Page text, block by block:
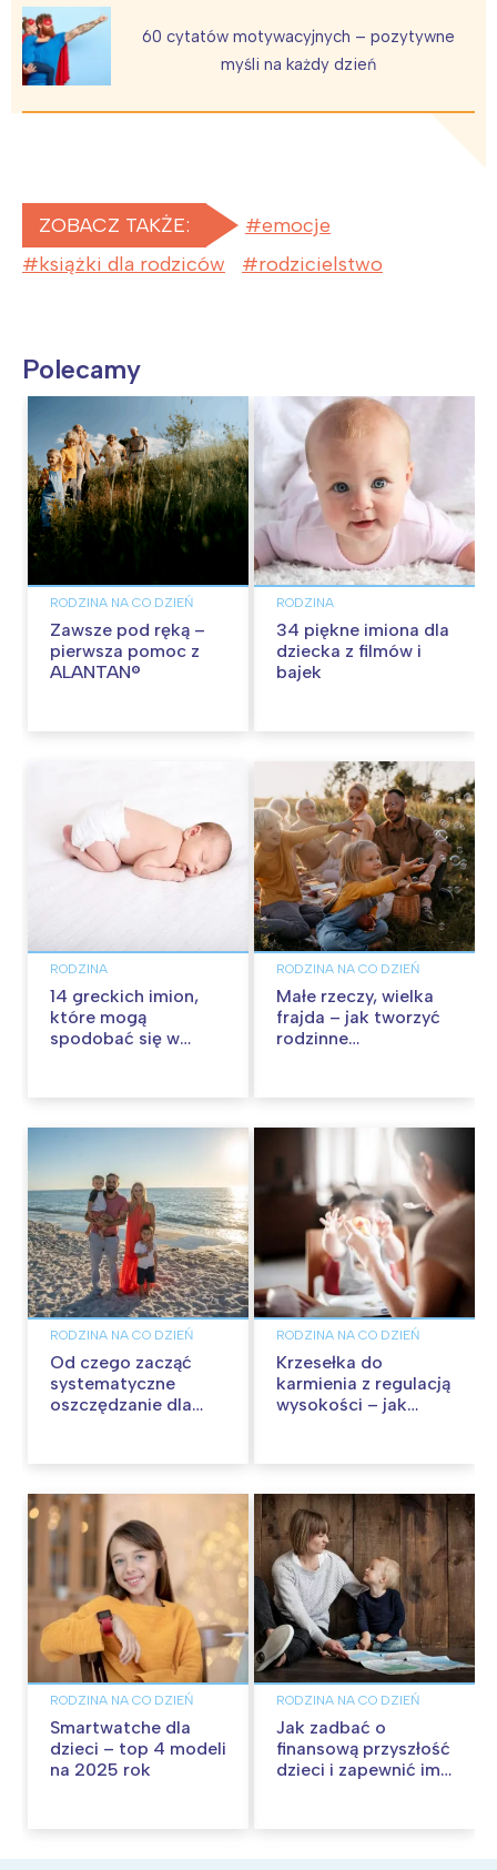
60 cytatów motywacyjnych – pozytywne
myśli na każdy dzień
ZOBACZ TAKŻE:
emocje
książki dla rodziców
rodzicielstwo
Polecamy
RODZINA NA CO DZIEŃ
Zawsze pod ręką –
pierwsza pomoc z
ALANTAN®
RODZINA
34 piękne imiona dla
dziecka z filmów i
bajek
RODZINA
14 greckich imion,
które mogą
spodobać się w
RODZINA NA CO DZIEŃ
Małe rzeczy, wielka
frajda – jak tworzyć
rodzinne
RODZINA NA CO DZIEŃ
Od czego zacząć
systematyczne
oszczędzanie dla
RODZINA NA CO DZIEŃ
Krzesełka do
karmienia z regulacją
wysokości – jak
RODZINA NA CO DZIEŃ
Smartwatche dla
dzieci – top 4 modeli
na 2025 rok
RODZINA NA CO DZIEŃ
Jak zadbać o
finansową przyszłość
dzieci i zapewnić im